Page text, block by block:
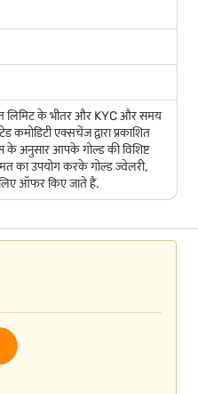
हैं, तो आपकी लोन योग्यता कम हो
से पहले मार्केट ट्रेंड पर नज़र रखने से
गिरवी रखे गए गोल्ड के सुरक्षित
रहता है, जिससे आपको मानसिक शांति
इंश्योरेंस के साथ, बजाज फाइनेंस
लिमिट के भीतर और KYC और समय
एक्सचेंज द्वारा प्रकाशित
के अनुसार आपके गोल्ड की विशिष्ट
का उपयोग करके गोल्ड ज्वेलरी,
ऑफर किए जाते हैं.